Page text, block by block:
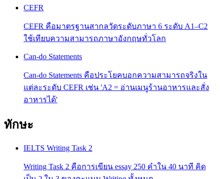
CEFR
CEFR คือมาตรฐานสากลวัดระดับภาษา 6 ระดับ A1–C2
ใช้เทียบความสามารถภาษาอังกฤษทั่วโลก
Can-do Statements
Can-do Statements คือประโยคบอกความสามารถจริงใน
แต่ละระดับ CEFR เช่น 'A2 = อ่านเมนูร้านอาหารและสั่ง
อาหารได้'
ทักษะ
IELTS Writing Task 2
Writing Task 2 คือการเขียน essay 250 คำใน 40 นาที คิด